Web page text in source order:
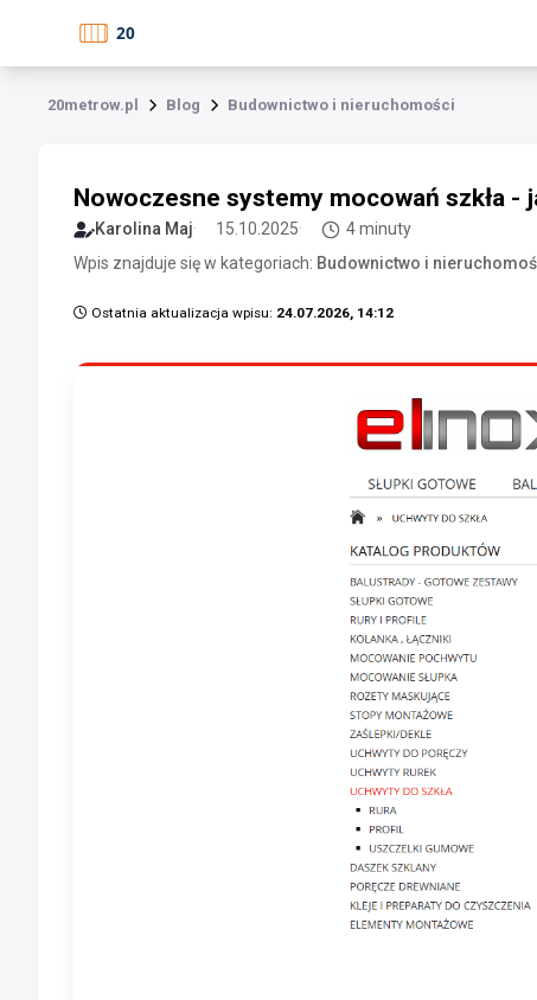
20metrow.pl Blog Budownictwo i nieruchomości
Nowoczesne systemy mocowań szkła
Karolina Maj 15.10.2025
4 minuty
Wpis znajduje się w kategoriach: Budownictwo i
Ostatnia aktualizacja wpisu: 24.07.2026, 14:12